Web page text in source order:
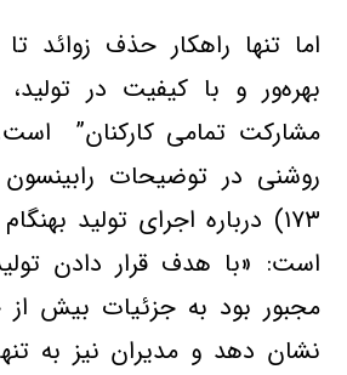
اما تنها راهکار حذف زوائد
بهره‌ور و با کيفيت در توليد،
مشارکت تمامي کارکنان”
۱۷۳) درباره اجراي توليد
است: «با هدف قرار دادن
مجبور بود به جزئيات بيش
نشان دهد و مديران نيز به